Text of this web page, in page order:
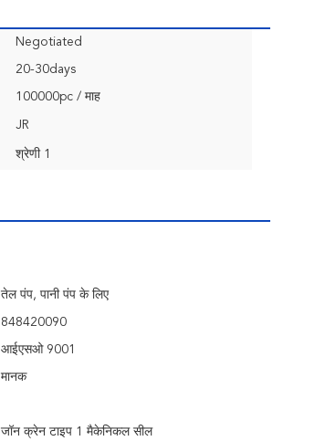
Negotiated
20-30days
100000pc / माह
JR
श्रेणी 1
तेल पंप, पानी पंप के लिए
848420090
आईएसओ 9001
मानक
जॉन क्रेन टाइप 1 मैकेनिकल सील